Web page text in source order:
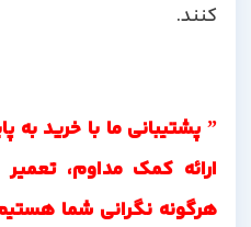
کنند.
” پشتیبانی ما با خرید به
ارائه کمک مداوم، تعمیر و
هرگونه نگرانی شما هستیم.